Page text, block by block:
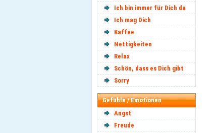
Ich bin immer für Dich da
Ich mag Dich
Kaffee
Nettigkeiten
Relax
Schön, dass es Dich gibt
Sorry
Gefühle / Emotionen
Angst
Freude